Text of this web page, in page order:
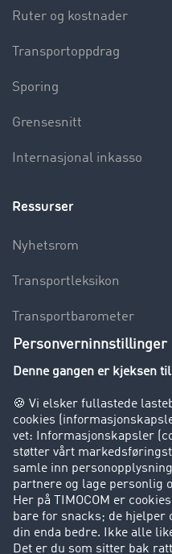
Ruter og kostnader
Transportoppdrag
Sporing
Grensesnitt
Internasjonal inkasso
Ressurser
Nyhetsrom
Transportleksikon
Transportbarometer
Innsyn i fraktbørsen
Bedriften
Kunder verver kunder
Suksesshistorier
Kundestøtte
Kundestøtte